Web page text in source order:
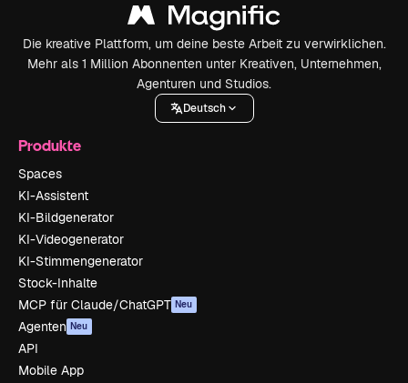
Die kreative Plattform, um deine beste Arbeit zu verwirklichen.
Mehr als 1 Million Abonnenten unter Kreativen, Unternehmen,
Agenturen und Studios.
Deutsch
Produkte
Spaces
KI-Assistent
KI-Bildgenerator
KI-Videogenerator
KI-Stimmengenerator
Stock-Inhalte
MCP für Claude/ChatGPT Neu
Agenten Neu
API
Mobile App